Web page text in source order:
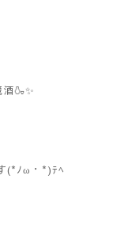
酒🍶✨️
(*ﾉω・*)ﾃﾍ